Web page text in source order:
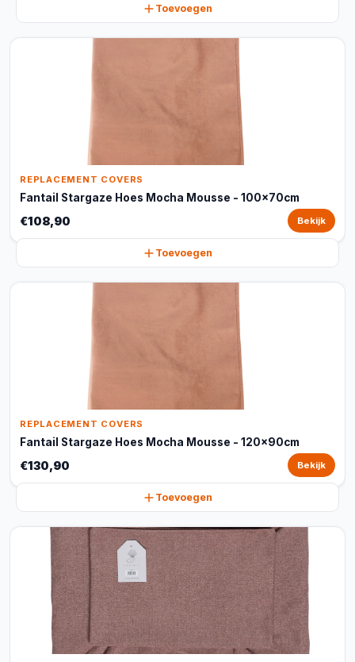
Toevoegen
REPLACEMENT COVERS
Fantail Stargaze Hoes Mocha Mousse - 100x70cm
€108,90 Bekijk
Toevoegen
REPLACEMENT COVERS
Fantail Stargaze Hoes Mocha Mousse - 120x90cm
€130,90 Bekijk
Toevoegen